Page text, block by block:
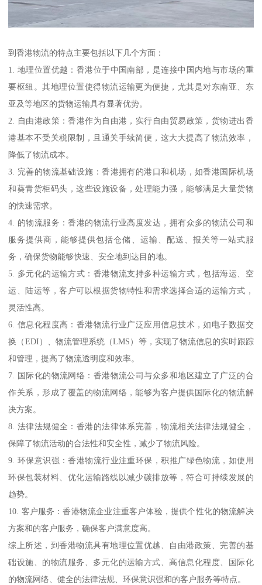
到香港物流的特点主要包括以下几个方面：
1. 地理位置优越：香港位于中国南部，是连接中国内地与市场的重
要枢纽。其地理位置使得物流运输更为便捷，尤其是对东南亚、东
亚及等地区的货物运输具有显著优势。
2. 自由港政策：香港作为自由港，实行自由贸易政策，货物进出香
港基本不受关税限制，且通关手续简便，这大大提高了物流效率，
降低了物流成本。
3. 完善的物流基础设施：香港拥有的港口和机场，如香港国际机场
和葵青货柜码头，这些设施设备，处理能力强，能够满足大量货物
的快速需求。
4. 的物流服务：香港的物流行业高度发达，拥有众多的物流公司和
服务提供商，能够提供包括仓储、运输、配送、报关等一站式服
务，确保货物能够快速、安全地到达目的地。
5. 多元化的运输方式：香港物流支持多种运输方式，包括海运、空
运、陆运等，客户可以根据货物特性和需求选择合适的运输方式，
灵活性高。
6. 信息化程度高：香港物流行业广泛应用信息技术，如电子数据交
换（EDI）、物流管理系统（LMS）等，实现了物流信息的实时跟踪
和管理，提高了物流透明度和效率。
7. 国际化的物流网络：香港物流公司与众多和地区建立了广泛的合
作关系，形成了覆盖的物流网络，能够为客户提供国际化的物流解
决方案。
8. 法律法规健全：香港的法律体系完善，物流相关法律法规健全，
保障了物流活动的合法性和安全性，减少了物流风险。
9. 环保意识强：香港物流行业注重环保，积推广绿色物流，如使用
环保包装材料、优化运输路线以减少碳排放等，符合可持续发展的
趋势。
10. 客户服务：香港物流企业注重客户体验，提供个性化的物流解决
方案和的客户服务，确保客户满意度高。
综上所述，到香港物流具有地理位置优越、自由港政策、完善的基
础设施、的物流服务、多元化的运输方式、高信息化程度、国际化
的物流网络、健全的法律法规、环保意识强和的客户服务等特点。